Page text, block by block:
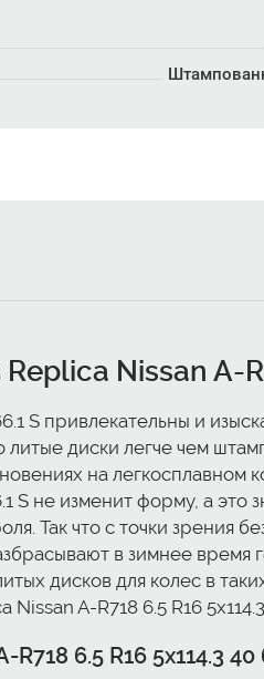
Nissan A-
S привлекательны и
диски легче чем
на
S не изменит форму, а это
Так что с точки зрения
в зимнее
дисков для колес в
A-R718 6.5 R16
6.5 R16 5x114.3 40